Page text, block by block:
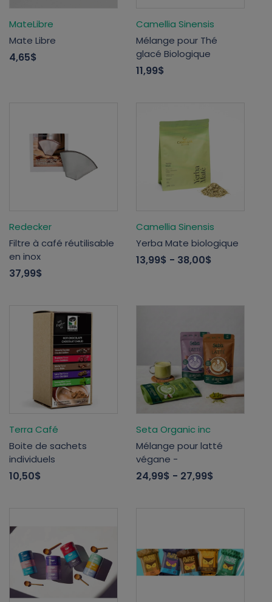
MateLibre
Mate Libre
4,65$
Camellia Sinensis
Mélange pour Thé
glacé Biologique
11,99$
Redecker
Filtre à café réutilisable
en inox
37,99$
Camellia Sinensis
Yerba Mate biologique
13,99$ - 38,00$
Terra Café
Boite de sachets
individuels
10,50$
Seta Organic inc
Mélange pour latté
végane -
24,99$ - 27,99$